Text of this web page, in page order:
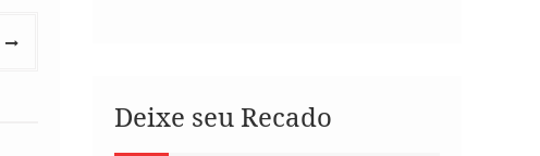
Deixe seu Recado